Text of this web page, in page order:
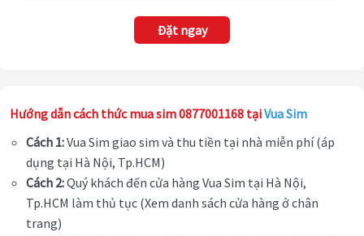
Đặt ngay
Hướng dẫn cách thức mua sim 0877001168 tạiVua Sim
Cách 1:Vua Sim giao sim và thu tiền tại nhà miễn phí (áp
dụng tại Hà Nội, Tp.HCM)
Cách 2:Quý khách đến cửa hàng Vua Sim tại Hà Nội,
Tp.HCM làm thủ tục (Xem danh sách cửa hàng ở chân
trang)